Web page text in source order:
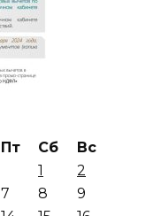
Пт Сб
Вс
1
2
7 8
9